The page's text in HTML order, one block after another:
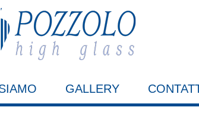
GALLERY